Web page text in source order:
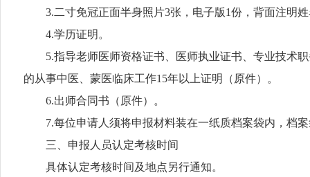
3.二寸免冠正面半身照片3张，电子版1份，背面注明姓
4.学历证明。
5.指导老师医师资格证书、医师执业证书、专业技术职
的从事中医、蒙医临床工作15年以上证明（原件）。
6.出师合同书（原件）。
7.每位申请人须将申报材料装在一纸质档案袋内，档案
三、申报人员认定考核时间
具体认定考核时间及地点另行通知。